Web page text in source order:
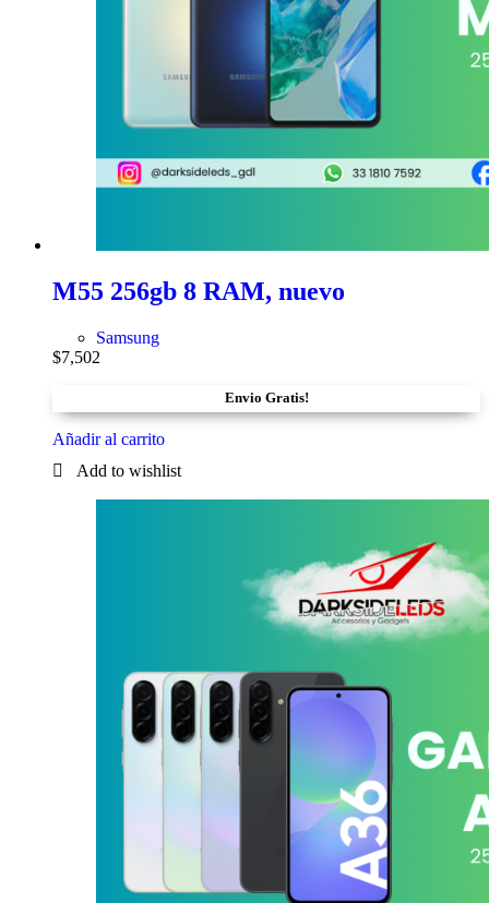
M55 256gb 8 RAM, nuevo
Samsung
$7,502
Envio Gratis!
Añadir al carrito